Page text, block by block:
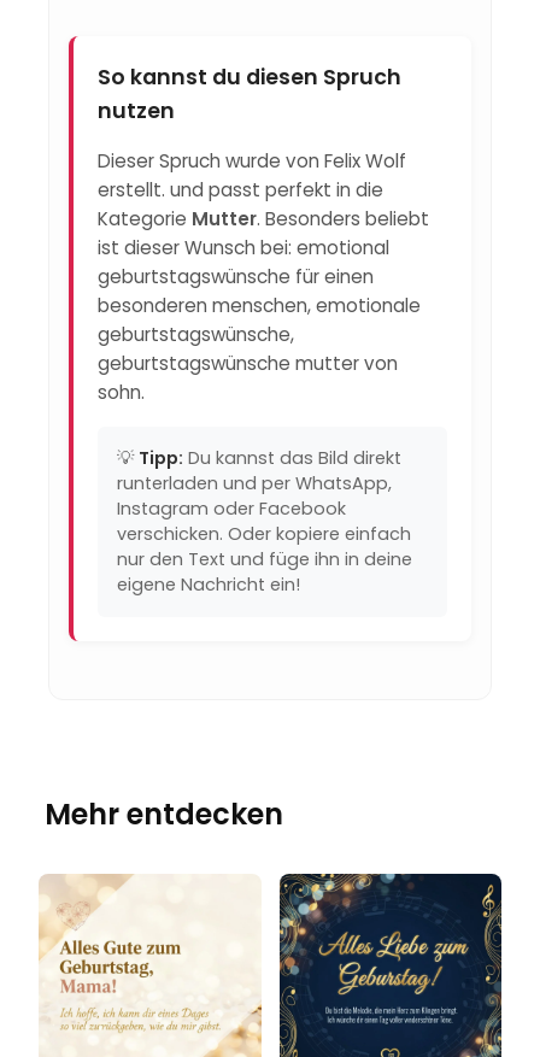
So kannst du diesen Spruch
nutzen
Dieser Spruch wurde von Felix Wolf
erstellt. und passt perfekt in die
Kategorie Mutter. Besonders beliebt
ist dieser Wunsch bei: emotional
geburtstagswünsche für einen
besonderen menschen, emotionale
geburtstagswünsche,
geburtstagswünsche mutter von
sohn.
💡 Tipp: Du kannst das Bild direkt
runterladen und per WhatsApp,
Instagram oder Facebook
verschicken. Oder kopiere einfach
nur den Text und füge ihn in deine
eigene Nachricht ein!
Mehr entdecken